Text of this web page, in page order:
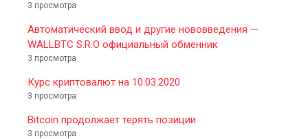
3 просмотра
Автоматический ввод и другие нововведения —
WALLBTC S.R.O официальный обменник
3 просмотра
Курс криптовалют на 10.03.2020
3 просмотра
Bitcoin продолжает терять позиции
3 просмотра